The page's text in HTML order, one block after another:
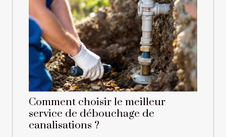
Comment choisir le meilleur
service de débouchage de
canalisations ?